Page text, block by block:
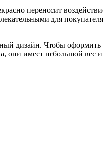
переносит
для
дизайн. Чтобы
они имеет небольшой